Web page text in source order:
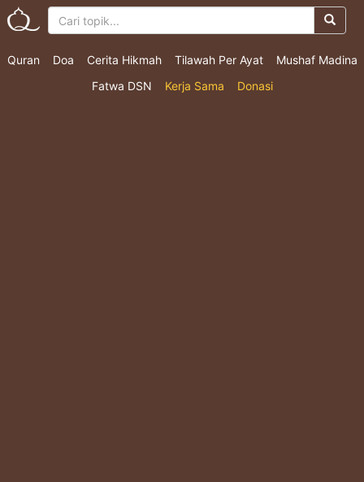
Quran Doa Cerita Hikmah Tilawah Per Ayat
Mushaf Madina
Fatwa DSN
Kerja Sama Donasi